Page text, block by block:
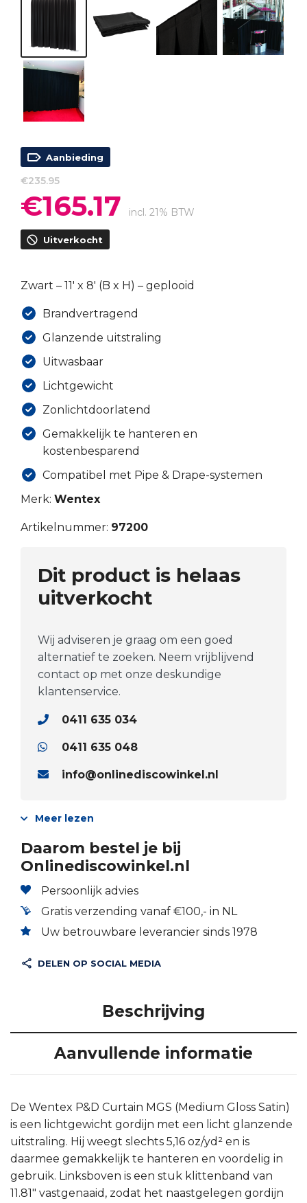
Aanbieding
€235.95
Oorspronkelijke
prijs
was:
€235.95.
€165.17 prijs
incl. 21% BTW
Uitverkocht
Zwart – 11′ x 8′ (B x H) – geplooid
Brandvertragend
Glanzende uitstraling
Uitwasbaar
Lichtgewicht
Zonlichtdoorlatend
Gemakkelijk te hanteren en
kostenbesparend
Compatibel met Pipe & Drape-systemen
Merk: Wentex
Artikelnummer: 97200
Dit product is helaas
uitverkocht
Wij adviseren je graag om een goed
alternatief te zoeken. Neem vrijblijvend
contact op met onze deskundige
klantenservice.
0411 635 034
0411 635 048
info@onlinediscowinkel.nl
Meer lezen
Daarom bestel je bij
Onlinediscowinkel.nl
Persoonlijk advies
Gratis verzending vanaf €100,- in NL
Uw betrouwbare leverancier sinds 1978
DELEN OP SOCIAL MEDIA
Beschrijving
Aanvullende informatie
De Wentex P&D Curtain MGS (Medium Gloss Satin)
is een lichtgewicht gordijn met een licht glanzende
uitstraling. Hij weegt slechts 5,16 oz/yd² en is
daarmee gemakkelijk te hanteren en voordelig in
gebruik. Linksboven is een stuk klittenband van
11.81″ vastgenaaid, zodat het naastgelegen gordijn